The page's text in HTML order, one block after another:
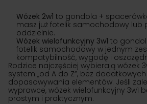
Wózek 2w1 to gondola +
masz już fotelik samochodowy lub
oddzielnie.
Wózek wielofunkcyjny 3w1 to
fotelik samochodowy w jednym
kompatybilność, wygodę i
Rodzice najczęściej wybierają wózek
system „od A do Z”, bez
dopasowywania elementów. Jeśli
wyprawce, wózek wielofunkcyjny 3w1
prostym i praktycznym.